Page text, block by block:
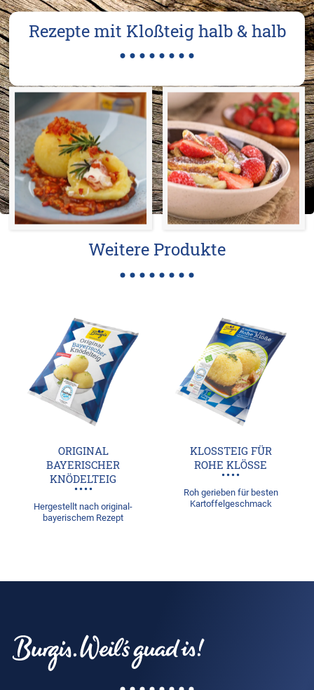
Rezepte mit Kloßteig halb & halb
Weitere Produkte
ORIGINAL
BAYERISCHER
KNÖDELTEIG
Hergestellt nach original-
bayerischem Rezept
KLOSSTEIG FÜR R
OHE KLÖSSE
Roh gerieben für besten
Kartoffelgeschmack